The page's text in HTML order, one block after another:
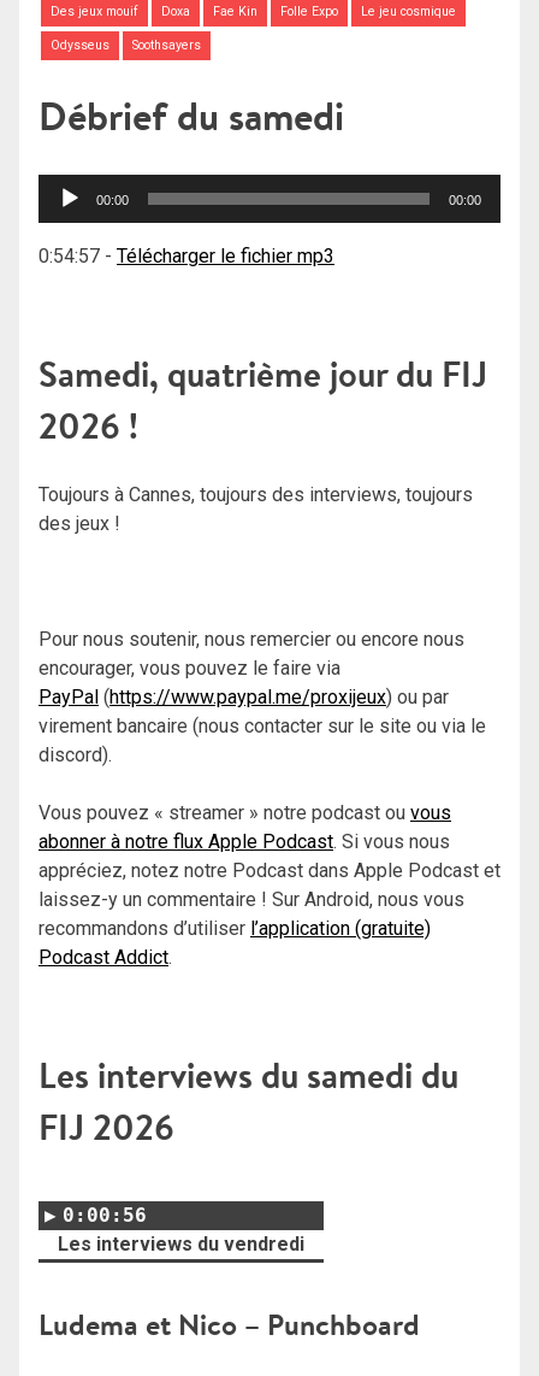
Des jeux mouif Doxa Fae Kin Folle Expo Le jeu cosmique
Odysseus Soothsayers
Débrief du samedi
Lecteur
00:00 00:00
0:54:57 - Télécharger le fichier mp3
Samedi, quatrième jour du FIJ
2026 !
Toujours à Cannes, toujours des interviews, toujours
des jeux !
Pour nous soutenir, nous remercier ou encore nous
encourager, vous pouvez le faire via
PayPal (https://www.paypal.me/proxijeux) ou par
virement bancaire (nous contacter sur le site ou via le
discord).
Vous pouvez « streamer » notre podcast ou vous
abonner à notre flux Apple Podcast. Si vous nous
appréciez, notez notre Podcast dans Apple Podcast et
laissez-y un commentaire ! Sur Android, nous vous
recommandons d’utiliser l’application (gratuite)
Podcast Addict.
Les interviews du samedi du
FIJ 2026
0:00:56
Les interviews du vendredi
Ludema et Nico – Punchboard